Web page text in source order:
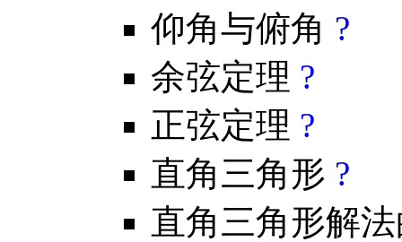
仰角与俯角 ?
余弦定理 ?
正弦定理 ?
直角三角形 ?
直角三角形解